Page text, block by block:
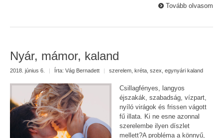
Tovább olvasom
Nyár, mámor, kaland
2018. június 6. | Írta: Vág Bernadett | szerelem kréta szex egynyári kaland
Csillagfényes, langyos
éjszakák, szabadság, vízpart,
nyíló virágok és frissen vágott
fű illata. Ki ne esne azonnal
szerelembe ilyen díszlet
mellett?A probléma a könnyű,